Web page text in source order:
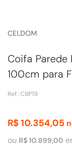
CELDOM
Coifa
100cm para
Ref.:CBP19
R$ 10.354,05
ou R$10.899,00